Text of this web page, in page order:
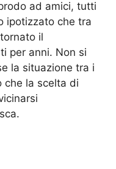
ad amici, tutti
ipotizzato che tra
il
per anni. Non si
la situazione tra i
che la scelta di